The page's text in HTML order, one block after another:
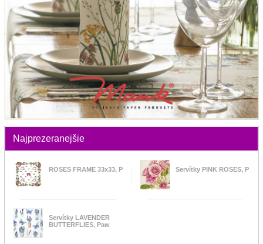
Najprezeranejšie
ROSES FRAME 33x33, P Servítky PINK ROSES, P
Servítky LAVENDER
BUTTERFLIES, Paw